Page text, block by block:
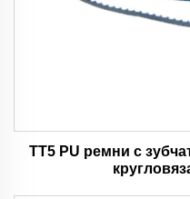
TT5 PU ремни с